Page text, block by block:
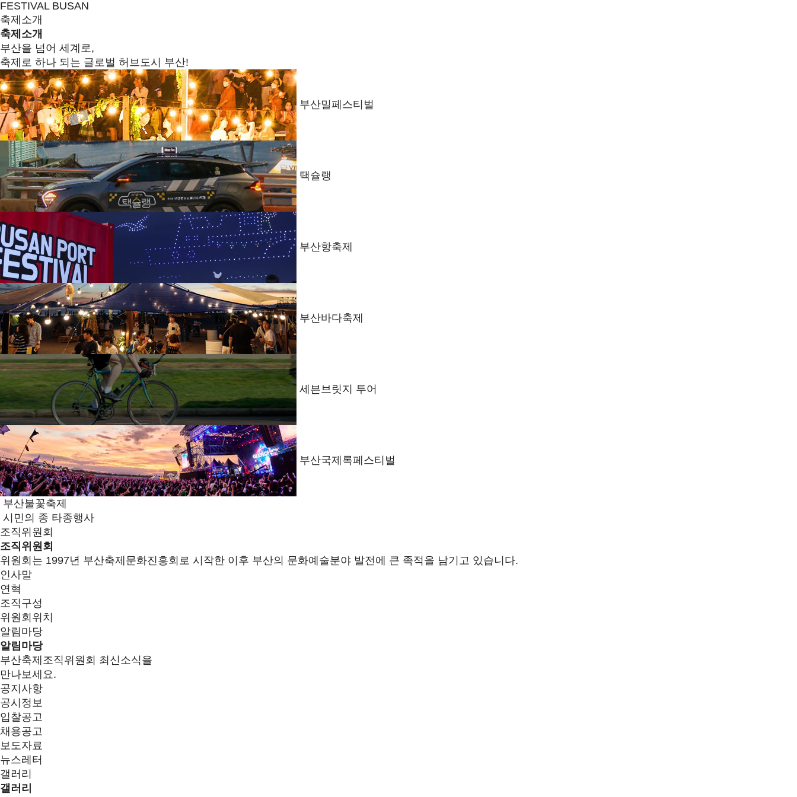
FESTIVAL BUSAN
축제소개
축제소개
부산을 넘어 세계로,
축제로 하나 되는 글로벌 허브도시 부산!
부산밀페스티벌
택슐랭
부산항축제
부산바다축제
세븐브릿지 투어
부산국제록페스티벌
부산불꽃축제
시민의 종 타종행사
조직위원회
조직위원회
위원회는 1997년 부산축제문화진흥회로 시작한 이후 부산의 문화예술분야 발전에 큰 족적을 남기고 있습니다.
인사말
연혁
조직구성
위원회위치
알림마당
알림마당
부산축제조직위원회 최신소식을
만나보세요.
공지사항
공시정보
입찰공고
채용공고
보도자료
뉴스레터
갤러리
갤러리